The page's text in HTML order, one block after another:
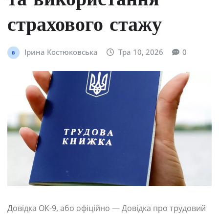
страхового стажу
Ірина Костюковська Тра 10, 2026 0
Довідка ОК-9, або офіційно — Довідка про трудовий